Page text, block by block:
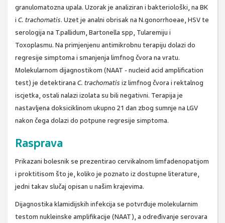
granulomatozna upala. Uzorak je analiziran i bakteriološki, na BK
i C. trachomatis. Uzet je analni obrisak na N.gonorrhoeae, HSV te
serologija na T.pallidum, Bartonella spp, Tularemiju i
Toxoplasmu. Na primjenjenu antimikrobnu terapiju dolazi do
regresije simptoma i smanjenja limfnog čvora na vratu.
Molekularnom dijagnostikom (NAAT - nucleid acid amplification
test) je detektirana C. trachomatis iz limfnog čvora i rektalnog
iscjetka, ostali nalazi izolata su bili negativni. Terapija je
nastavljena doksiciklinom ukupno 21 dan zbog sumnje na LGV
nakon čega dolazi do potpune regresije simptoma.
Rasprava
Prikazani bolesnik se prezentirao cervikalnom limfadenopatijom
i proktitisom što je, koliko je poznato iz dostupne literature,
jedni takav slučaj opisan u našim krajevima.
Dijagnostika klamidijskih infekcija se potvrđuje molekularnim
testom nukleinske amplifikacije (NAAT), a određivanje serovara